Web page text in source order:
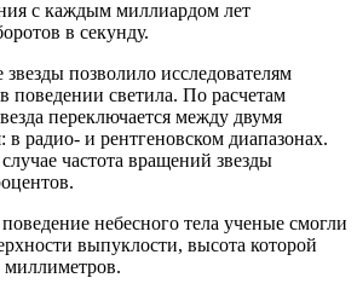
с каждым миллиардом лет
в секунду.
позволило исследователям
поведении светила. По расчетам
переключается между двумя
радио- и рентгеновском диапазонах.
частота вращений звезды
небесного тела ученые смогли
выпуклости, высота которой
миллиметров.